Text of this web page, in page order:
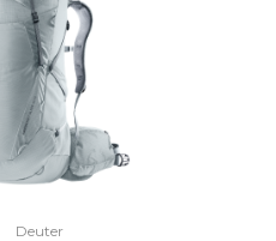
Deuter